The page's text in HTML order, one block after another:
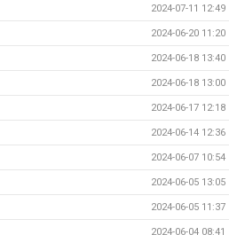
2024-07-11 12:49
2024-06-20 11:20
2024-06-18 13:40
2024-06-18 13:00
2024-06-17 12:18
2024-06-14 12:36
2024-06-07 10:54
2024-06-05 13:05
2024-06-05 11:37
2024-06-04 08:41